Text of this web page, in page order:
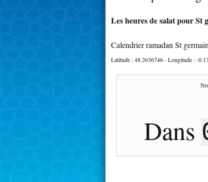
Les heures de salat pour St
Calendrier ramadan St
Latitude :48.2636746- Longitude :-
Dans